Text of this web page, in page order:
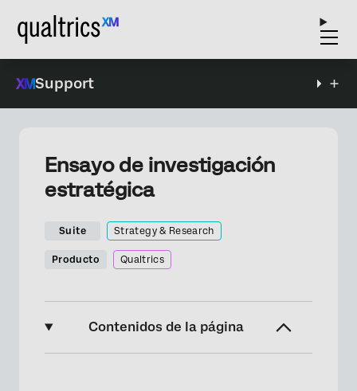
Support
Ensayo de investigación
estratégica
Suite Strategy & Research
Producto Qualtrics
Contenidos de la página